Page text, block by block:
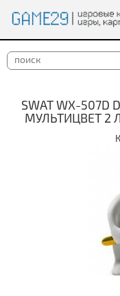
SWAT WX-507D
МУЛЬТИЦВЕТ 2